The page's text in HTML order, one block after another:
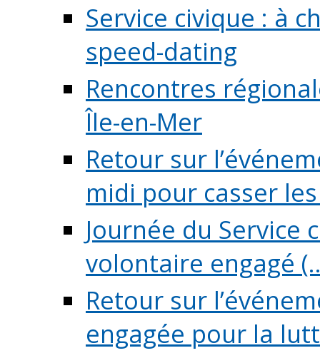
Service civique : à
speed-dating
Rencontres
Île-en-Mer
Retour sur
midi pour casser les
Journée du Service
volontaire engagé
Retour sur
engagée pour la